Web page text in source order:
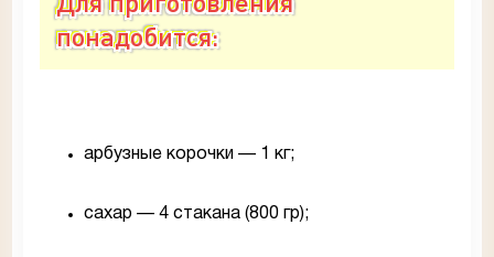
понадобится:
арбузные корочки — 1 кг;
сахар — 4 стакана (800 гр);